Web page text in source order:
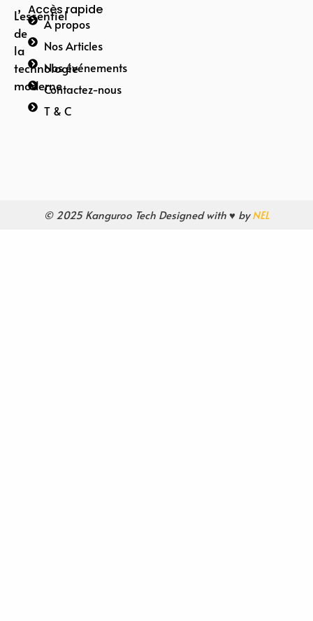
L’essentiel
de
la
technologie
moderne
Accès rapide
A propos
Nos Articles
Nos événements
Contactez-nous
T & C
© 2025 Kanguroo Tech Designed with ♥ byNEL